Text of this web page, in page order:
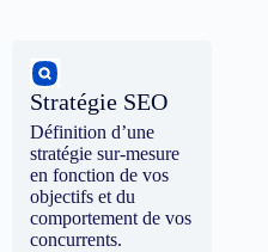
Stratégie SEO
Définition d’une
stratégie sur-mesure
en fonction de vos
objectifs et du
comportement de vos
concurrents.